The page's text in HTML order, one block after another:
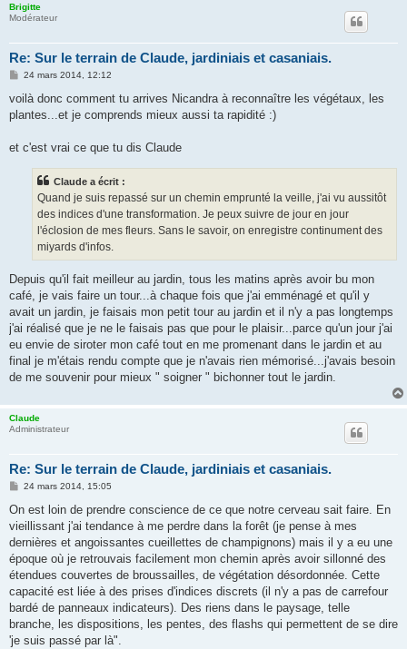
Brigitte
Modérateur
Re: Sur le terrain de Claude, jardiniais et casaniais.
M
s
a
24 mars 2014, 12:12
voilà donc comment tu arrives Nicandra à reconnaître les végétaux, les
plantes...et je comprends mieux aussi ta rapidité :)
et c'est vrai ce que tu dis Claude
Claude a écrit :
Quand je suis repassé sur un chemin emprunté la veille, j'ai vu aussitôt
des indices d'une transformation. Je peux suivre de jour en jour
l'éclosion de mes fleurs. Sans le savoir, on enregistre continument des
miyards d'infos.
Depuis qu'il fait meilleur au jardin, tous les matins après avoir bu mon
café, je vais faire un tour...à chaque fois que j'ai emménagé et qu'il y
avait un jardin, je faisais mon petit tour au jardin et il n'y a pas longtemps
j'ai réalisé que je ne le faisais pas que pour le plaisir...parce qu'un jour j'ai
eu envie de siroter mon café tout en me promenant dans le jardin et au
final je m'étais rendu compte que je n'avais rien mémorisé...j'avais besoin
de me souvenir pour mieux " soigner " bichonner tout le jardin.
Claude
Administrateur
Re: Sur le terrain de Claude, jardiniais et casaniais.
M
s
a
g
24 mars 2014, 15:05
On est loin de prendre conscience de ce que notre cerveau sait faire. En
vieillissant j'ai tendance à me perdre dans la forêt (je pense à mes
dernières et angoissantes cueillettes de champignons) mais il y a eu une
époque où je retrouvais facilement mon chemin après avoir sillonné des
étendues couvertes de broussailles, de végétation désordonnée. Cette
capacité est liée à des prises d'indices discrets (il n'y a pas de carrefour
bardé de panneaux indicateurs). Des riens dans le paysage, telle
branche, les dispositions, les pentes, des flashs qui permettent de se dire
'je suis passé par là".